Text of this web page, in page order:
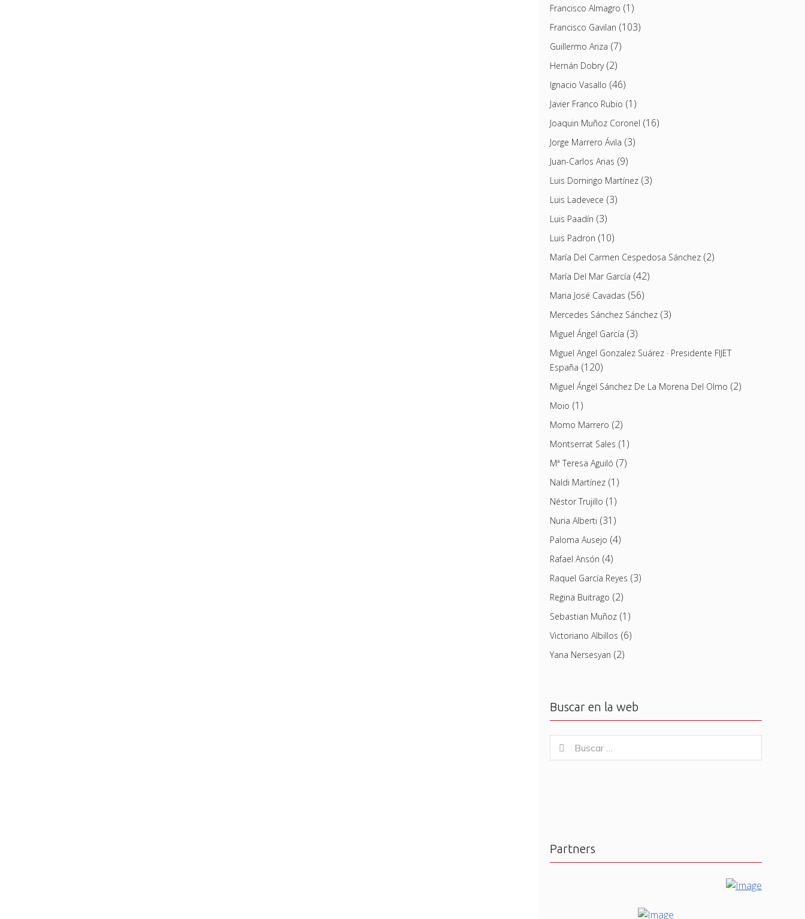
Francisco Almagro (1)
Francisco Gavilan (103)
Guillermo Ariza (7)
Hernán Dobry(2)
Ignacio Vasallo (46)
Javier Franco Rubio (1)
Joaquin Muñoz Coronel (16)
Jorge Marrero Ávila (3)
Juan-Carlos Arias (9)
Luis Domingo Martínez(3)
Luis Ladevece (3)
Luis Paadín (3)
Luis Padron (10)
María Del Carmen Cespedosa Sánchez(2)
María Del Mar García (42)
Maria José Cavadas (56)
Mercedes Sánchez Sánchez(3)
Miguel Ángel García (3)
Miguel Angel Gonzalez Suárez · Presidente FIJET
España (120)
Miguel Ángel Sánchez De La Morena Del Olmo (2)
Moio (1)
Momo Marrero (2)
Montserrat Sales (1)
Mª Teresa Aguiló (7)
Naldi Martínez(1)
Néstor Trujillo (1)
Nuria Alberti (31)
Paloma Ausejo (4)
Rafael Ansón (4)
Raquel García Reyes (3)
Regina Buitrago (2)
Sebastian Muñoz(1)
Victoriano Albillos (6)
Yana Nersesyan (2)
Buscar en la web
for:
Buscar
Partners